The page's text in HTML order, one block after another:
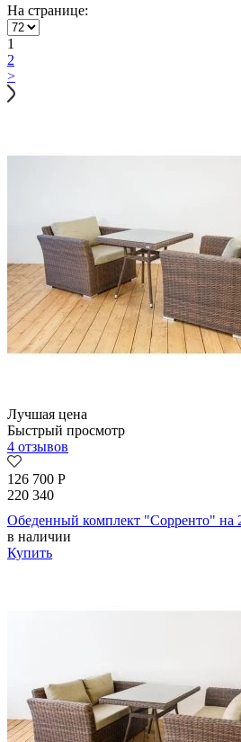
На странице:
1
2
>
Лучшая цена
Быстрый просмотр
4 отзывов
126 700 Р
220 340
Обеденный комплект "Сорренто" на
в наличии
Купить